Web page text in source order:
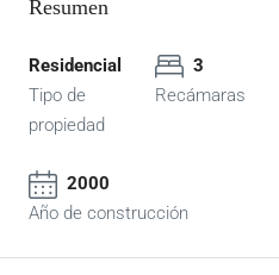
Resumen
Residencial
Tipo de
propiedad
3
Recámaras
2000
Año de construcción